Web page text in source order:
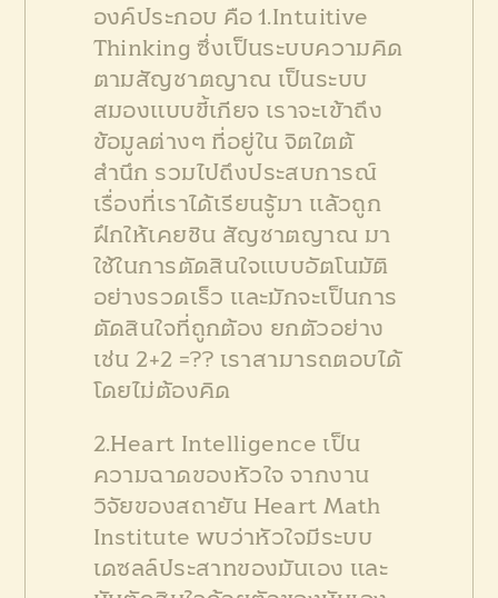
องค์ประกอบ คือ 1.Intuitive
Thinking ซึ่งเป็นระบบความคิด
ตามสัญชาตญาณ เป็นระบบ
สมองแบบขี้เกียจ เราจะเข้าถึง
ข้อมูลต่างๆ ที่อยู่ใน จิตใตต้
สำนึก รวมไปถึงประสบการณ์
เรื่องที่เราได้เรียนรู้มา แล้วถูก
ฝึกให้เคยชิน สัญชาตญาณ มา
ใช้ในการตัดสินใจแบบอัตโนมัติ
อย่างรวดเร็ว และมักจะเป็นการ
ตัดสินใจที่ถูกต้อง ยกตัวอย่าง
เช่น 2+2 =?? เราสามารถตอบได้
โดยไม่ต้องคิด
2.Heart Intelligence เป็น
ความฉาดของหัวใจ จากงาน
วิจัยของสถายัน Heart Math
Institute พบว่าหัวใจมีระบบ
เดซลล์ประสาทของมันเอง และ